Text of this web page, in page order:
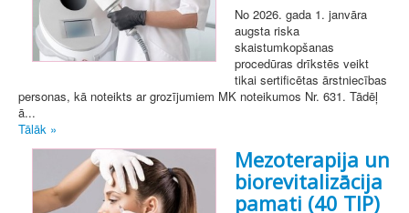
No 2026. gada 1. janvāra
augsta riska
skaistumkopšanas
procedūras drīkstēs veikt
tikai sertificētas ārstniecības
personas, kā noteikts ar grozījumiem MK noteikumos Nr. 631. Tādēļ
ā...
Tālāk »
Mezoterapija un
biorevitalizācija
pamati (40 TIP)